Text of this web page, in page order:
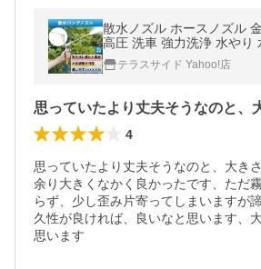
散水ノズル ホースノズル
高圧 洗車 強力洗浄 水やり
ガン 車 バイク 農業 ガーデ
テラスサイド Yahoo!店
4
思っていたより丈夫そうなのと、大き
余り大きくなかく良かったです、ただ
らず、少し歪み片寄ってしまいますが
久性が良ければ、良いなと思います、